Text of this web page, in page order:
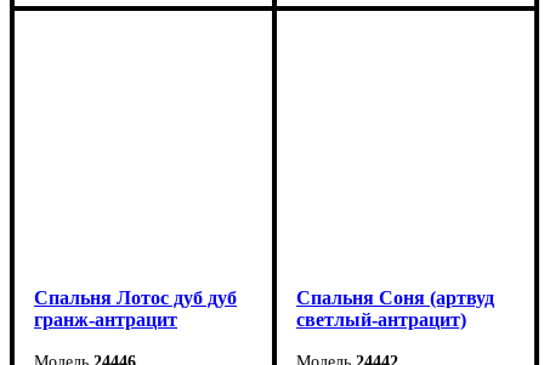
Спальня Лотоc дуб дуб
гранж-антрацит
24446
Спальня Соня (артвуд
светлый-антрацит)
24442